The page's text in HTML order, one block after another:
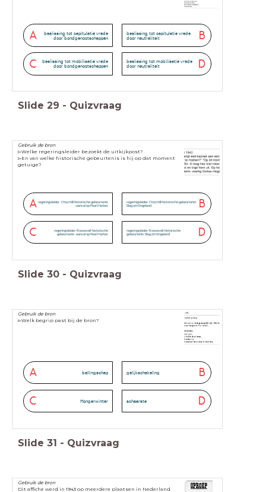
A
beslissing tot capitulatie vrede
door bondgenootschappen
B
beslissing tot capitulatie vrede
door neutraliteit
C
beslissing tot mobilisatie vrede
door bondgenootschappen
D
beslissing tot mobilisatie vrede
door neutraliteit
Slide 29 - Quizvraag
Gebruik de bron
▻Welke regeringsleider bezoekt de uitkijkpost?
▻En van welke historische gebeurtenis is hij op dat moment
getuige?
A regeringsleider : Churchill historische gebeurtenis
: aanval op Pearl Harbor B
regeringsleider: Churchill historische gebeurtenis:
Slag om Engeland
C regeringsleider: Roosevelt historische
gebeurtenis : aanval op Pearl Harbor D
regeringsleider: Roosevelt historische
gebeurtenis: Slag om Engeland
Slide 30 - Quizvraag
Gebruik de bron
▻Welk begrip past bij de bron?
A ballingschap B
gelijkschakeling
C Hongerwinter D
schaarste
Slide 31 - Quizvraag
Gebruik de bron
Dit affiche werd in 1943 op meerdere plaatsen in Nederland